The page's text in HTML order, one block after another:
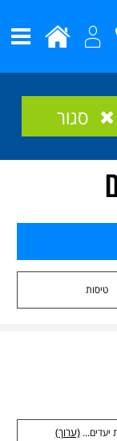
סגור
טיסות
יעדים... (ערוך)